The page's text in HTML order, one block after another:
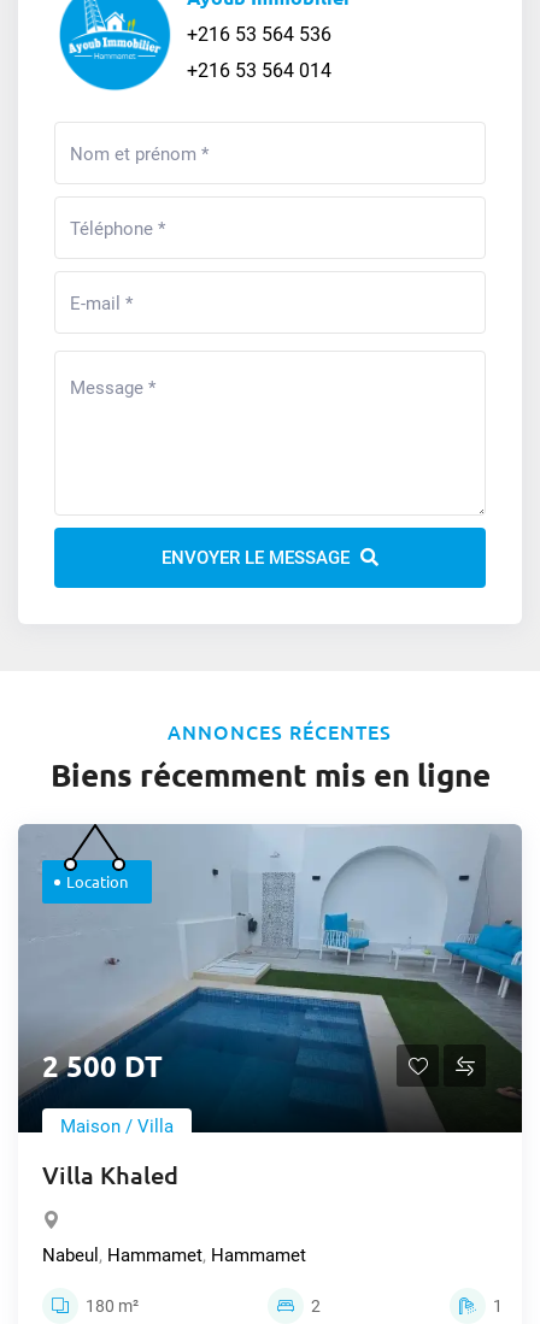
+216 53 564 536
+216 53 564 014
ENVOYER LE MESSAGE
ANNONCES RÉCENTES
Biens récemment mis en ligne
Location
2 500 DT
Maison / Villa
Villa Khaled
Nabeul , Hammamet, Hammamet
180 m² 2 1